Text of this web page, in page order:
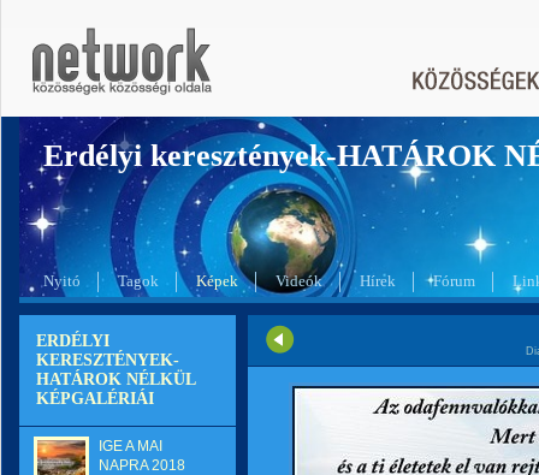
Erdélyi keresztények-HATÁROK
Nyitó Tagok Képek Videók Hírek Fórum
ERDÉLYI
KERESZTÉNYEK-
HATÁROK NÉLKÜL
KÉPGALÉRIÁI
IGE A MAI
NAPRA 2018